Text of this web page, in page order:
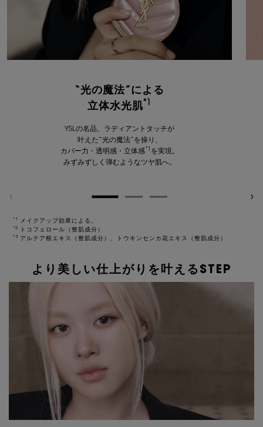
“光の魔法”による
立体水光肌*1
YSLの名品、ラディアントタッチが
叶えた“光の魔法”を操り、
カバー力・透明感・立体感*1
を実現。
みずみずしく弾むようなツヤ肌へ。
*1 メイクアップ効果による。
*2 トコフェロール（整肌成分）
*3 アルテア根エキス（整肌成分）、トウキンセンカ花エキス（整肌成分）
より美しい仕上がりを叶えるSTEP
より美しい仕上がりを叶えるSTEP